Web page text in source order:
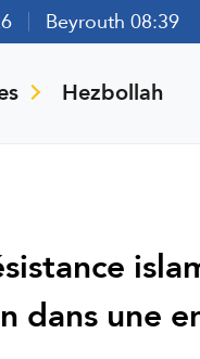
Beyrouth 08:39
Hezbollah
dans une